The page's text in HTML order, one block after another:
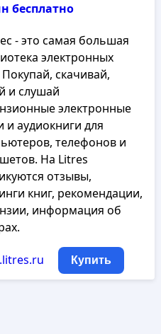
бесплатно
- это самая большая
электронных
Покупай, скачивай,
и слушай
электронные
и аудиокниги для
телефонов и
На Litres
отзывы,
книг, рекомендации,
информация об
Купить